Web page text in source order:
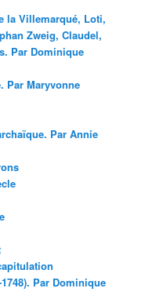
la Villemarqué, Loti,
Zweig, Claudel,
Par Dominique
Par Maryvonne
Par Annie
Par Dominique